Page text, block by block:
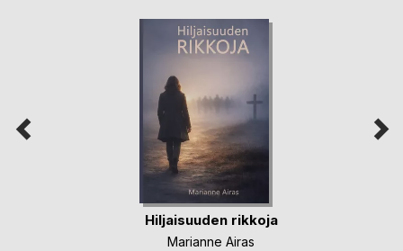
Hiljaisuuden rikkoja
Marianne Airas